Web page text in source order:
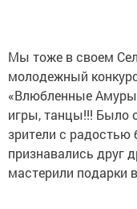
Мы тоже в своем
молодежный
«Влюбленные
игры, танцы!!! Было
зрители с
признавались друг
мастерили подарки